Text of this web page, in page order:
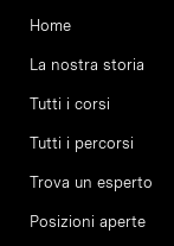
Home
La nostra storia
Tutti i corsi
Tutti i percorsi
Trova un esperto
Posizioni aperte